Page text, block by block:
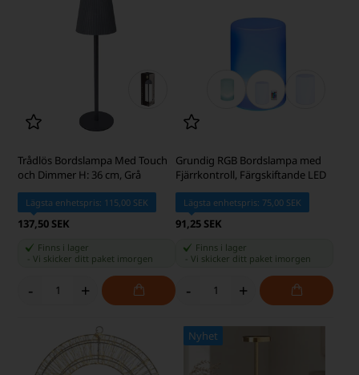
Trådlös Bordslampa Med Touch
och Dimmer H: 36 cm, Grå
Lägsta enhetspris: 115,00 SEK
137,50 SEK
Finns i lager
-Vi skicker ditt paket imorgen
- +
Grundig RGB Bordslampa med
Fjärrkontroll, Färgskiftande LED
Lägsta enhetspris: 75,00 SEK
91,25 SEK
Finns i lager
Vi skicker ditt paket imorgen
- +
Nyhet